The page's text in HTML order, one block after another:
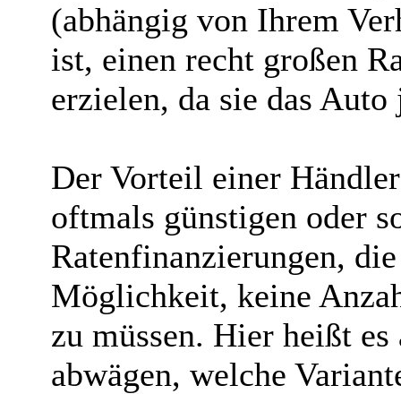
(abhängig von Ihrem
ist, einen recht großen
erzielen, da sie das
Der Vorteil einer
oftmals günstigen oder
Ratenfinanzierungen,
Möglichkeit, keine
zu müssen. Hier heißt
abwägen, welche